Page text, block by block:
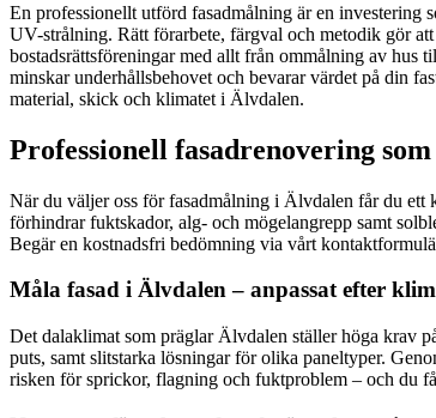
En professionellt utförd fasadmålning är en investering
UV-strålning. Rätt förarbete, färgval och metodik gör
bostadsrättsföreningar med allt från ommålning av hus
minskar underhållsbehovet och bevarar värdet på din
material, skick och klimatet i Älvdalen.
Professionell fasadrenovering
När du väljer oss för fasadmålning i Älvdalen får du ett
förhindrar fuktskador, alg- och mögelangrepp samt
Begär en kostnadsfri bedömning via vårt
Måla fasad i Älvdalen – anpassat efter
Det dalaklimat som präglar Älvdalen ställer höga krav
puts, samt slitstarka lösningar för olika paneltyper.
risken för sprickor, flagning och fuktproblem – och du